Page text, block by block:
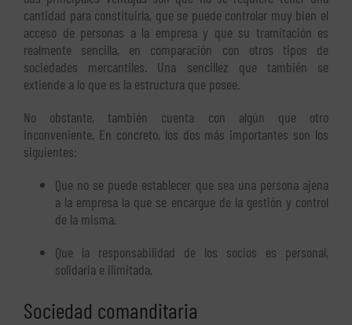
cantidad para constituirla, que se puede controlar muy bien el
acceso de personas a la empresa y que su tramitación es
realmente sencilla, en comparación con otros tipos de
sociedades mercantiles. Una sencillez que también se
extiende a lo que es la estructura que posee.
No obstante, también cuenta con algún que otro
inconveniente. En concreto, los dos más importantes son los
siguientes:
Que no se puede establecer que sea una persona ajena
a la empresa la que se encargue de la gestión y control
de la misma.
Que la responsabilidad de los socios es personal,
solidaria e ilimitada.
Sociedad comanditaria